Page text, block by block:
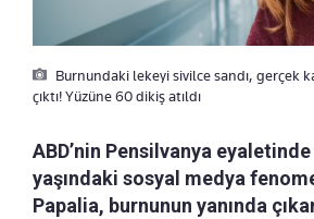
Burnundaki lekeyi sivilce sandı, gerçek
çıktı! Yüzüne 60 dikiş atıldı
ABD’nin Pensilvanya
yaşındaki sosyal medya
Papalia, burnunun yanında